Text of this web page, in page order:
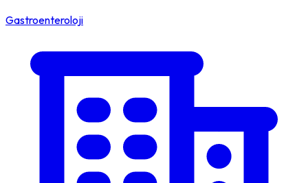
Gastroenteroloji